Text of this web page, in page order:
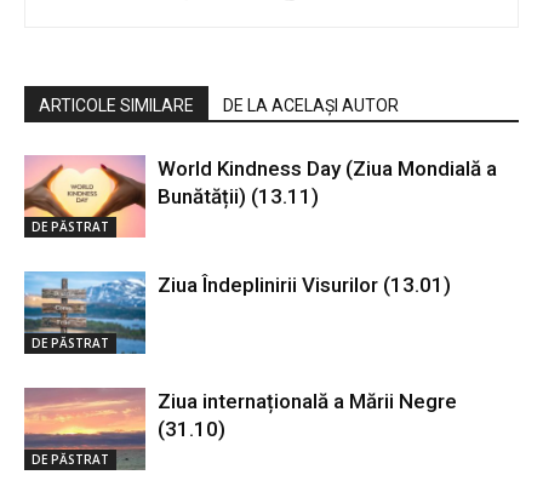
ARTICOLE SIMILARE DE LA ACELAȘI AUTOR
DE PĂSTRAT
World Kindness Day (Ziua Mondială a
Bunătății) (13.11)
DE PĂSTRAT
Ziua Îndeplinirii Visurilor (13.01)
DE PĂSTRAT
Ziua internațională a Mării Negre
(31.10)